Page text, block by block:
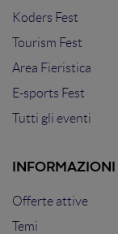
Koders Fest
Tourism Fest
Area Fieristica
E-sports Fest
Tutti gli eventi
INFORMAZIONI
Offerte attive
Temi